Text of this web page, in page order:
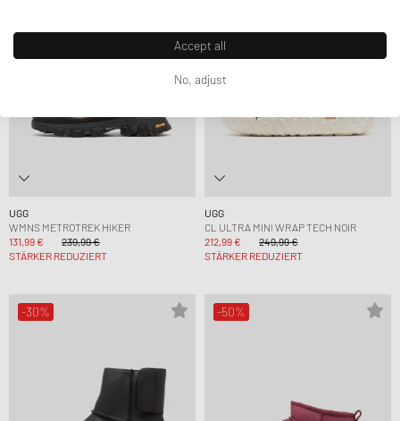
UGG
WMNS METROTREK HIKER
131,99 €
239,99 €
STÄRKER REDUZIERT
UGG
CL ULTRA MINI WRAP TECH NOIR
212,99 €
249,99 €
STÄRKER REDUZIERT
-30% -50%
Accept all
No, adjust